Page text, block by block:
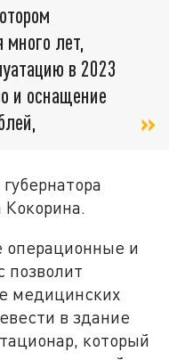
лет,
в 2023
и оснащение
Кокорина.
операционные и
позволит
медицинских
в здание
который